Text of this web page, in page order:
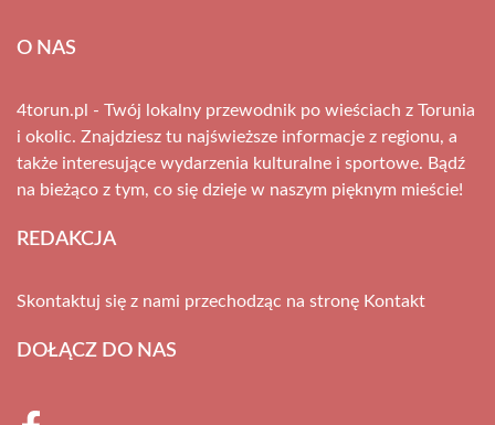
O NAS
4torun.pl - Twój lokalny przewodnik po wieściach z Torunia
i okolic. Znajdziesz tu najświeższe informacje z regionu, a
także interesujące wydarzenia kulturalne i sportowe. Bądź
na bieżąco z tym, co się dzieje w naszym pięknym mieście!
REDAKCJA
Skontaktuj się z nami przechodząc na stronę Kontakt
DOŁĄCZ DO NAS